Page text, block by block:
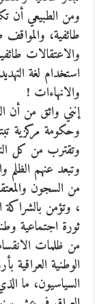
ومن الطبيعي أن
طائفية،
والاعتقالات
استخدام لغة
والانهاءات !
إنني واثق من أن
وحكومة مركزية
وتقترب من كل
وتبعد عنهم
من السجون
، وتؤمن
ثورة اجتماعية
من ظلمات
الوطنية العراقية
السياسيون، ما